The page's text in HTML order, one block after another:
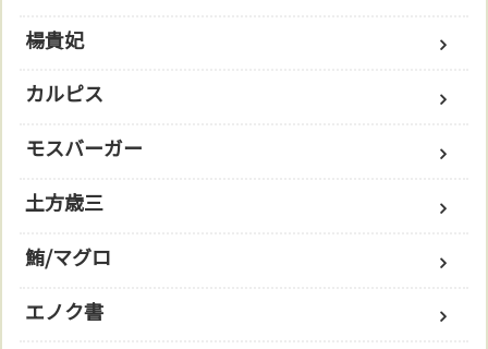
楊貴妃
カルピス
モスバーガー
土方歳三
鮪/マグロ
エノク書